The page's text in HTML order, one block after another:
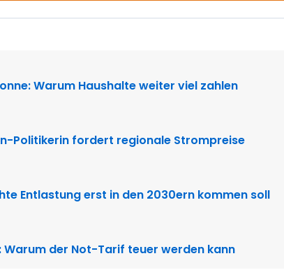
Warum Haushalte weiter viel zahlen
Politikerin fordert regionale Strompreise
Entlastung erst in den 2030ern kommen soll
der Not-Tarif teuer werden kann